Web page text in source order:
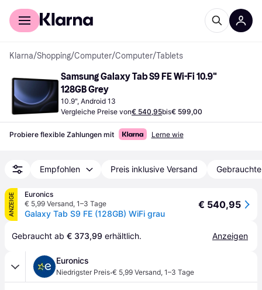
Für Shopper
Klarna/Shopping/Computer/Computer/Tablets
Samsung Galaxy Tab S9 FE Wi-Fi 10.9"
128GB Grey
10.9", Android 13
Vergleiche Preise von€ 540,95bis€ 599,00
Probiere flexible Zahlungen mit Lerne wie
Empfohlen Preis inklusive Versand
ANZEIGE
Euronics
€ 5,99 Versand, 1–3 Tage
Galaxy Tab S9 FE (128GB) WiFi grau
€ 540,95
Gebraucht ab € 373,99 erhältlich. Anzeigen
Euronics
Niedrigster Preis·€ 5,99 Versand, 1–3 Tage